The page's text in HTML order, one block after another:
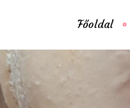
Főoldal